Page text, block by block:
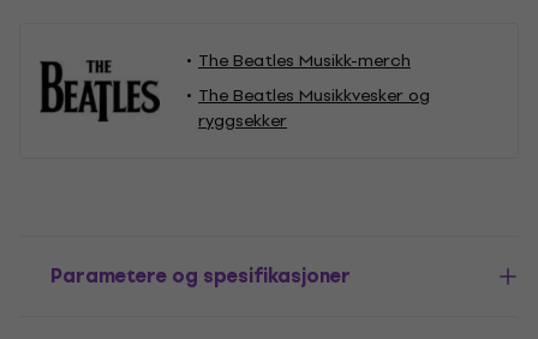
The Beatles Musikk-merch
The Beatles Musikkvesker og
ryggsekker
Parametere og spesifikasjoner